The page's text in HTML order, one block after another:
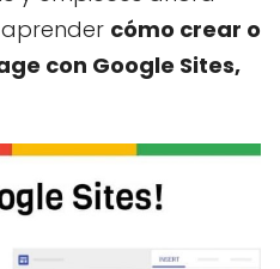
cómo crear o
con Google Sites,